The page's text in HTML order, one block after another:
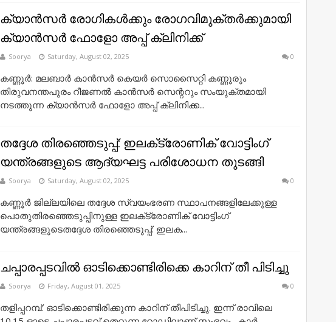
ക്യാൻസർ രോഗികൾക്കും രോഗവിമുക്തർക്കുമായി
ക്യാൻസർ ഫോളോ അപ്പ് ക്ലിനിക്ക്
Soorya Saturday, August 02, 2025 0
കണ്ണൂർ: മലബാർ കാൻസർ കെയർ സൊസൈറ്റി കണ്ണൂരും
തിരുവനന്തപുരം റീജണൽ കാൻസർ സെന്ററും സംയുക്തമായി
നടത്തുന്ന ക്യാൻസർ ഫോളോ അപ്പ് ക്ലിനിക്ക...
തദ്ദേശ തിരഞ്ഞെടുപ്പ്: ഇലക്‌ട്രോണിക് വോട്ടിംഗ്
യന്ത്രങ്ങളുടെ ആദ്യഘട്ട പരിശോധന തുടങ്ങി
Soorya Saturday, August 02, 2025 0
കണ്ണൂർ ജില്ലയിലെ തദ്ദേശ സ്വയംഭരണ സ്ഥാപനങ്ങളിലേക്കുള്ള
പൊതുതിരഞ്ഞെടുപ്പിനുള്ള ഇലക്‌ട്രോണിക് വോട്ടിംഗ്
യന്ത്രങ്ങളുടെതദ്ദേശ തിരഞ്ഞെടുപ്പ്: ഇലക...
ചപ്പാരപ്പടവില്‍ ഓടിക്കൊണ്ടിരിക്കെ കാറിന് തീ പിടിച്ചു
Soorya Friday, August 01, 2025 0
തളിപ്പറമ്പ്: ഓടിക്കൊണ്ടിരിക്കുന്ന കാറിന് തീപിടിച്ചു. ഇന്ന് രാവിലെ